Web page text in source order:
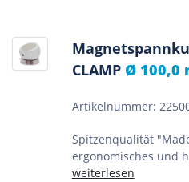
CLAMP Ø 100,0
Artikelnummer:
Spitzenqualität
ergonomisches und
weiterlesen